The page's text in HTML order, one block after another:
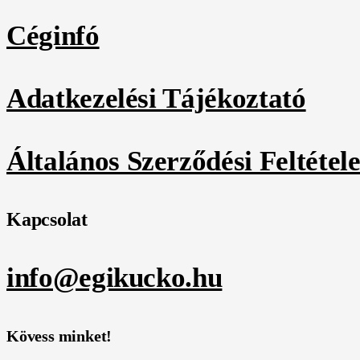
Céginfó
Adatkezelési Tájékoztató
Általános Szerződési
Kapcsolat
info@egikucko.hu
Kövess minket!